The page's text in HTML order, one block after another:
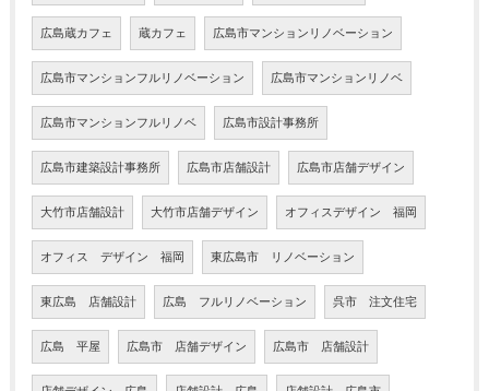
広島蔵カフェ 蔵カフェ 広島市マンションリノベーション
広島市マンションフルリノベーション 広島市マンションリノベ
広島市マンションフルリノベ 広島市設計事務所
広島市建築設計事務所 広島市店舗設計 広島市店舗デザイン
大竹市店舗設計 大竹市店舗デザイン オフィスデザイン 福岡
オフィス デザイン 福岡 東広島市 リノベーション
東広島 店舗設計 広島 フルリノベーション 呉市 注文住宅
広島 平屋 広島市 店舗デザイン 広島市 店舗設計